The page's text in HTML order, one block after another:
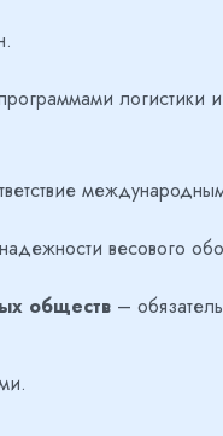
логистики и
весового
обществ –